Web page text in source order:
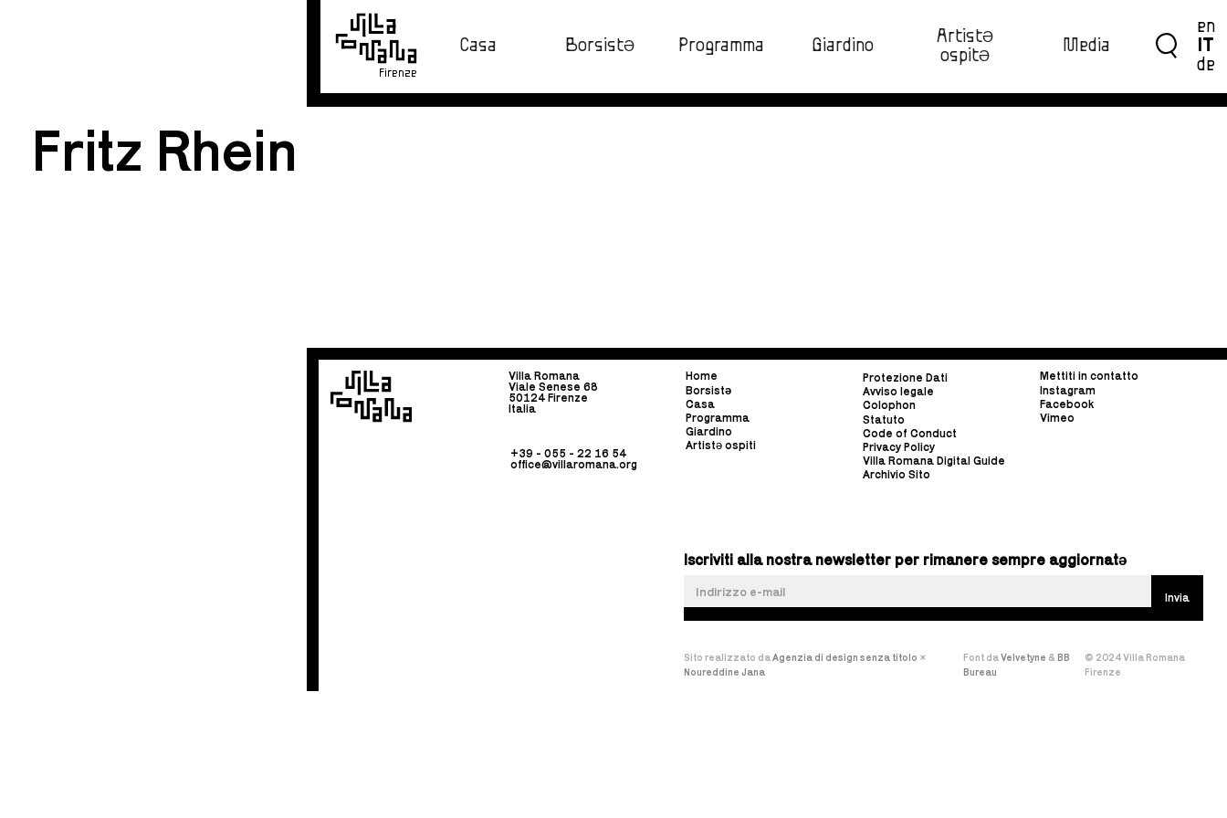
Firenze
Casa BorsistƏ Programma Giardino
ArtistƏ
ospitƏ‍
Media
en
IT
de
Fritz Rhein
Villa Romana
Viale Senese 68
50124 Firenze
Italia
+39 - 055 - 22 16 54
office@villaromana.org
Home
Borsistə
Casa
Programma
Giardino
Artistə ospiti
Protezione Dati
Avviso legale
Colophon
Statuto
Code of Conduct
Privacy Policy
Villa Romana Digital Guide
Archivio Sito
Mettiti in contatto
Instagram
Facebook
Vimeo
Iscriviti alla nostra newsletter per rimanere sempre aggiornatə
Sito realizzato daAgenzia di design senza titolo ×
Noureddine Jana
Font daVelvetyne & BB
Bureau
© 2024 Villa Romana
Firenze